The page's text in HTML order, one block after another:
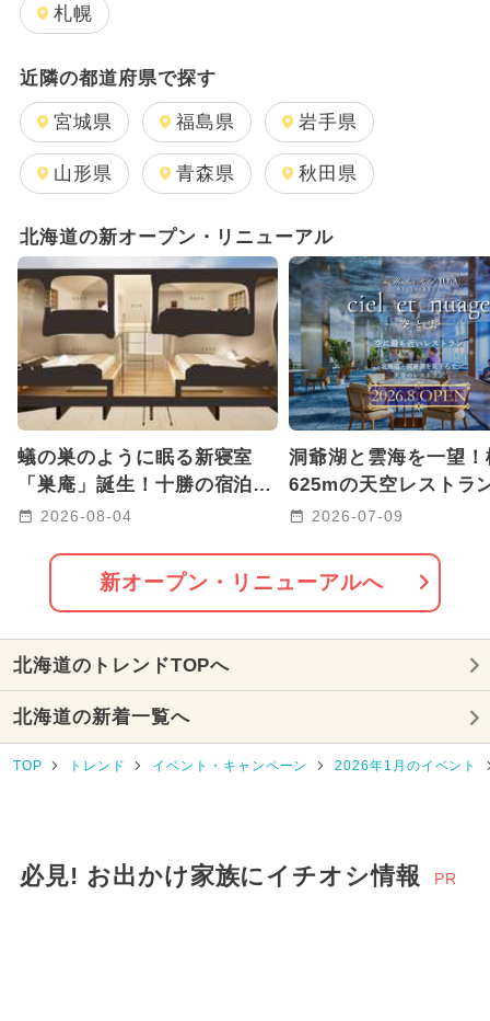
日帰り
2025年12月のイベント
2026年8月のイベント
2026年2月のイベント
2025年8月のイベント
2025年5月のイベント
2025年11月のイベント
GW(ゴールデンウィーク)
2026年3月のイベント
2024年8月のイベント
2025年10月のイベント
2025年3月のイベント
2026年7月のイベント
2026年4月のイベント
2025年7月のイベント
札幌
近隣の都道府県で探す
宮城県 福島県 岩手県
山形県 青森県 秋田県
北海道の新オープン・リニューアル
蟻の巣のように眠る新寝室
「巣庵」誕生！十勝の宿泊施
設HOTORIに 最大6名まで
2026-08-04
洞爺湖と雲海を一望！
625mの天空レストラ
「ciel et nuage」が
2026-07-09
新オープン・リニューアルへ
北海道のトレンドTOPへ
北海道の新着一覧へ
TOP トレンド イベント・キャンペーン 2026年1月のイベント
必見! お出かけ家族にイチオシ情報 PR